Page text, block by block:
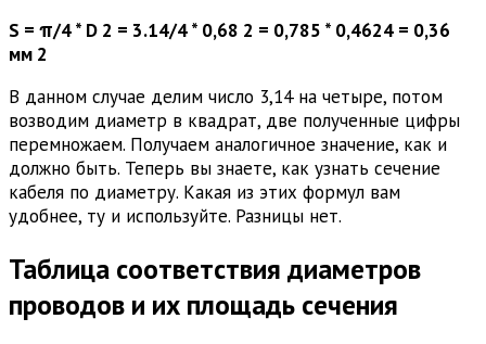
S = π/4 * D 2 = 3.14/4 * 0,68 2 = 0,785 * 0,4624 = 0,36
мм 2
В данном случае делим число 3,14 на четыре, потом
возводим диаметр в квадрат, две полученные цифры
перемножаем. Получаем аналогичное значение, как и
должно быть. Теперь вы знаете, как узнать сечение
кабеля по диаметру. Какая из этих формул вам
удобнее, ту и используйте. Разницы нет.
Таблица соответствия диаметров
проводов и их площадь сечения